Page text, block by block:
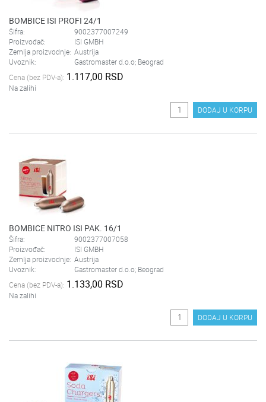
BOMBICE ISI PROFI 24/1
Šifra:
9002377007249
Proizvođač:
ISI GMBH
Zemlja proizvodnje: Austrija
Uvoznik:
Gastromaster d.o.o; Beograd
Cena (bez PDV-a): 1.117,00 RSD
Na zalihi
DODAJ U KORPU
BOMBICE NITRO ISI PAK. 16/1
Šifra:
9002377007058
Proizvođač:
ISI GMBH
Zemlja proizvodnje: Austrija
Uvoznik:
Gastromaster d.o.o; Beograd
Cena (bez PDV-a): 1.133,00 RSD
Na zalihi
DODAJ U KORPU